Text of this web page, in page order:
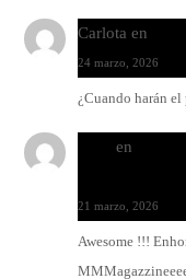
Carlota en
24 marzo, 2026
¿Cuando harán
en
21 marzo, 2026
Awesome !!!